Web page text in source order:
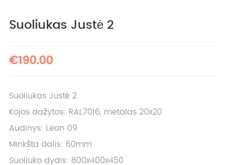
Suoliukas Justė 2
€190.00
Suoliukas Justė 2
Kojos dažytos: RAL7016, metalas 20x20
Audinys: Leon 09
Minkšta dalis: 60mm
Suoliuko dydis: 800x400x450